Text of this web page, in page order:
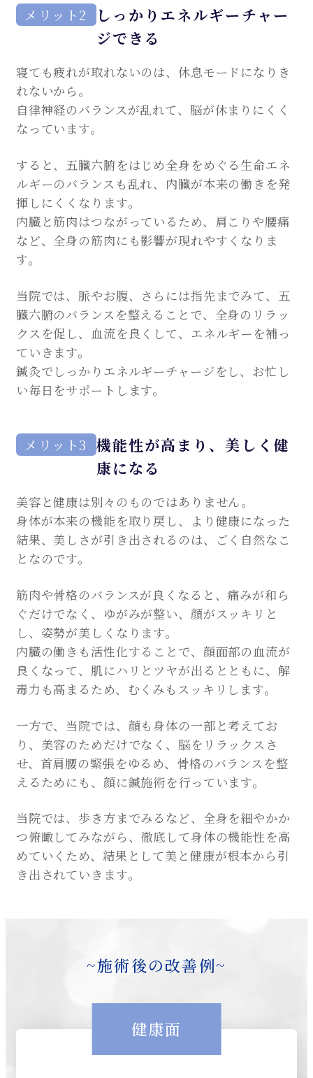
メリット2
しっかりエネルギーチャー
ジできる
寝ても疲れが取れないのは、休息モードになりき
れないから。
自律神経のバランスが乱れて、脳が休まりにくく
なっています。
すると、五臓六腑をはじめ全身をめぐる生命エネ
ルギーのバランスも乱れ、内臓が本来の働きを発
揮しにくくなります。
内臓と筋肉はつながっているため、肩こりや腰痛
など、全身の筋肉にも影響が現れやすくなりま
す。
当院では、脈やお腹、さらには指先までみて、五
臓六腑のバランスを整えることで、全身のリラッ
クスを促し、血流を良くして、エネルギーを補っ
ていきます。
鍼灸でしっかりエネルギーチャージをし、お忙し
い毎日をサポートします。
メリット3
機能性が高まり、美しく健
康になる
美容と健康は別々のものではありません。
身体が本来の機能を取り戻し、より健康になった
結果、美しさが引き出されるのは、ごく自然なこ
となのです。
筋肉や骨格のバランスが良くなると、痛みが和ら
ぐだけでなく、ゆがみが整い、顔がスッキリと
し、姿勢が美しくなります。
内臓の働きも活性化することで、顔面部の血流が
良くなって、肌にハリとツヤが出るとともに、解
毒力も高まるため、むくみもスッキリします。
一方で、当院では、顔も身体の一部と考えてお
り、美容のためだけでなく、脳をリラックスさ
せ、首肩腰の緊張をゆるめ、骨格のバランスを整
えるためにも、顔に鍼施術を行っています。
当院では、歩き方までみるなど、全身を細やかか
つ俯瞰してみながら、徹底して身体の機能性を高
めていくため、結果として美と健康が根本から引
き出されていきます。
~施術後の改善例~
健康面